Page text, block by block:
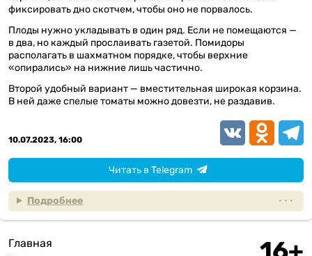
фиксировать дно скотчем, чтобы оно не порвалось.
Плоды нужно укладывать в один ряд. Если не помещаются —
в два, но каждый прослаивать газетой. Помидоры
располагать в шахматном порядке, чтобы верхние
«опирались» на нижние лишь частично.
Второй удобный вариант — вместительная широкая корзина.
В ней даже спелые томаты можно довезти, не раздавив.
10.07.2023, 16:00
VK
Читать в Telegram
Подробнее
Главная